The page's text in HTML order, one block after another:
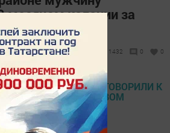
месяцам колонии за
матери
22 декабря 2021 -
10:09
1432 0 0